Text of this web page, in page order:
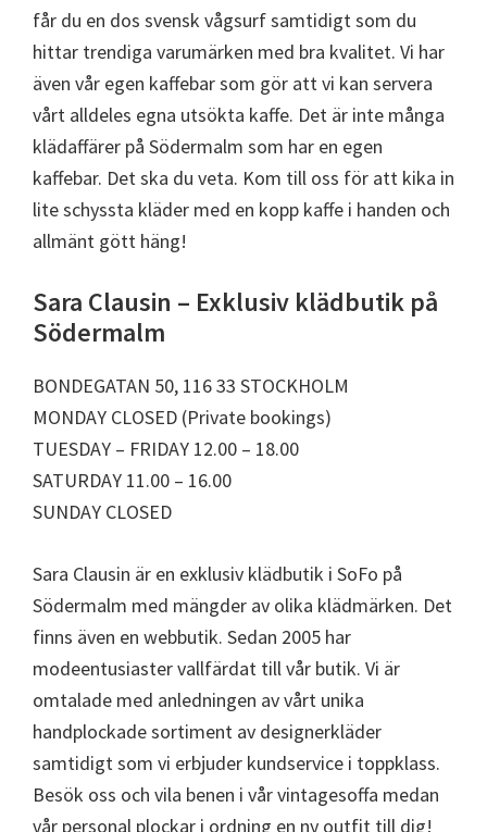
får du en dos svensk vågsurf samtidigt som du
hittar trendiga varumärken med bra kvalitet. Vi har
även vår egen kaffebar som gör att vi kan servera
vårt alldeles egna utsökta kaffe. Det är inte många
klädaffärer på Södermalm som har en egen
kaffebar. Det ska du veta. Kom till oss för att kika in
lite schyssta kläder med en kopp kaffe i handen och
allmänt gött häng!
Sara Clausin – Exklusiv klädbutik på
Södermalm
BONDEGATAN 50, 116 33 STOCKHOLM
MONDAY CLOSED (Private bookings)
TUESDAY – FRIDAY 12.00 – 18.00
SATURDAY 11.00 – 16.00
SUNDAY CLOSED
Sara Clausin är en exklusiv klädbutik i SoFo på
Södermalm med mängder av olika klädmärken. Det
finns även en webbutik. Sedan 2005 har
modeentusiaster vallfärdat till vår butik. Vi är
omtalade med anledningen av vårt unika
handplockade sortiment av designerkläder
samtidigt som vi erbjuder kundservice i toppklass.
Besök oss och vila benen i vår vintagesoffa medan
vår personal plockar i ordning en ny outfit till dig!